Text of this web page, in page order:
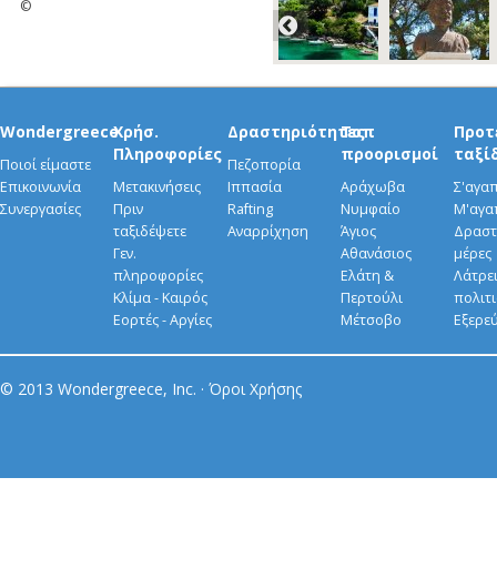
©
Wondergreece
Ποιοί είμαστε
Επικοινωνία
Συνεργασίες
Χρήσ.
Πληροφορίες
Μετακινήσεις
Πριν
ταξιδέψετε
Γεν.
πληροφορίες
Κλίμα - Καιρός
Εορτές - Αργίες
Δραστηριότητες
Πεζοπορία
Ιππασία
Rafting
Αναρρίχηση
Τοπ
προορισμοί
Αράχωβα
Νυμφαίο
Άγιος
Αθανάσιος
Ελάτη &
Περτούλι
Μέτσοβο
μέρες
© 2013 Wondergreece, Inc. · Όροι Χρήσης